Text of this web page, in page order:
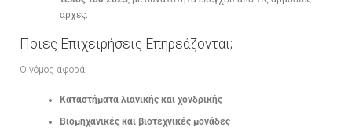
αρχές.
Ποιες Επιχειρήσεις Επηρεάζονται;
Ο νόμος αφορά:
Καταστήματα λιανικής και χονδρικής
Βιομηχανικές και βιοτεχνικές μονάδες